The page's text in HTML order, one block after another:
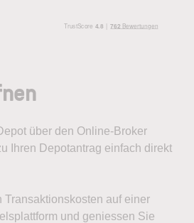
über den Online-Broker
Ihren Depotantrag einfach direkt
Transaktionskosten auf einer
und geniessen Sie